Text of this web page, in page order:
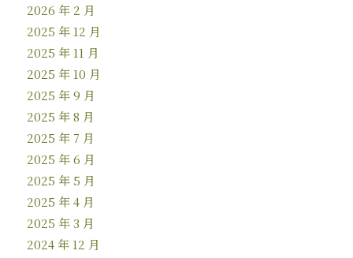
2026 年 2 月
2025 年 12 月
2025 年 11 月
2025 年 10 月
2025 年 9 月
2025 年 8 月
2025 年 7 月
2025 年 6 月
2025 年 5 月
2025 年 4 月
2025 年 3 月
2024 年 12 月